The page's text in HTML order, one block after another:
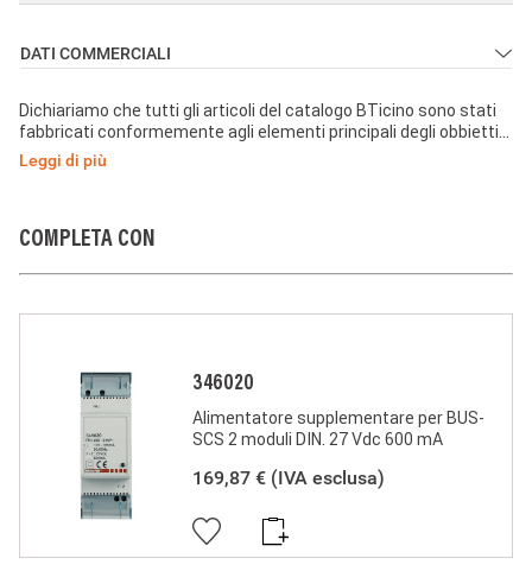
DATI COMMERCIALI
Dichiariamo che tutti gli articoli del catalogo BTicino sono stati
fabbricati conformemente agli elementi principali degli obbiettivi
di sicurezza della Direttiva Europea Bassa Tensione:
2014/35/UE: 26 Febbraio 2014 e dove richiesto, anche
2014/30/UE: 26 Febbraio 2014, e/o dove richiesto anche
richiesto anche conformemente alla 2014/53/UE: 16 Aprile 2014
provata con certificati rilasciati da organismi riconosciuti dalla
IEC secondo lo schema CB (CB-scheme). I nostri articoli sono
conformi alle Norme di Prodotto Europee e presentano, dove
necessario, la marcatura ,essi sono stati costruiti
conformemente alla Regola dell'Arte in materia di sicurezza
elettrica, essi non compromettono la sicurezza di persone,
animali domestici e beni se installati in modo corretto, secondo
la loro destinazione, e sottoposti a manutenzione non difettosa.
I prodotti BTicino certificati con il marchio IMQ (Istituto italiano
del Marchio di Qualità) sono inoltre conformi ai requisiti delle
Leggi di più
COMPLETA CON
346020
Alimentatore supplementare per BUS-
SCS 2 moduli DIN. 27 Vdc 600 mA
169,87 € (IVA esclusa)